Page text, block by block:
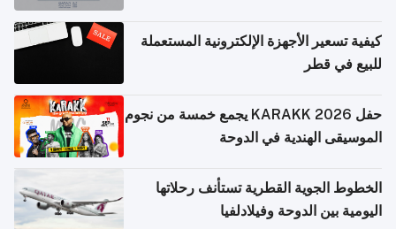
كيفية تسعير الأجهزة الإلكترونية المستعملة
للبيع في قطر
حفل KARAKK 2026 يجمع خمسة من نجوم
الموسيقى الهندية في الدوحة
الخطوط الجوية القطرية تستأنف رحلاتها
اليومية بين الدوحة وفيلادلفيا